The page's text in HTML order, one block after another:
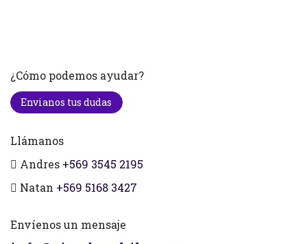
¿Cómo podemos ayudar?
Envianos tus dudas
Llámanos
Andres +569 3545 2195
Natan +569 5168 3427
Envíenos un mensaje